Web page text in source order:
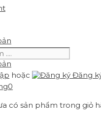
hoặc
Đăng
0
có sản phẩm trong giỏ